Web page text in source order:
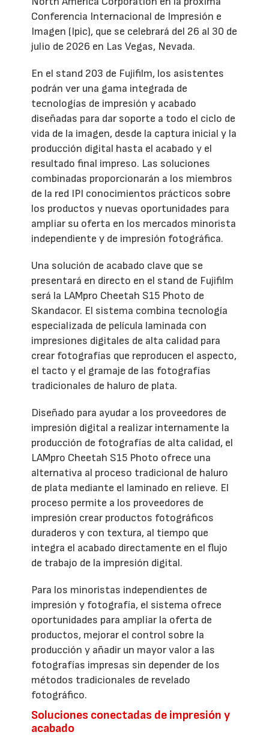
Conferencia Internacional de Impresión e
Imagen (Ipic), que se celebrará del 26 al 30 de
julio de 2026 en Las Vegas, Nevada.
En el stand 203 de Fujifilm, los asistentes
podrán ver una gama integrada de
tecnologías de impresión y acabado
diseñadas para dar soporte a todo el ciclo de
vida de la imagen, desde la captura inicial y la
producción digital hasta el acabado y el
resultado final impreso. Las soluciones
combinadas proporcionarán a los miembros
de la red IPI conocimientos prácticos sobre
los productos y nuevas oportunidades para
ampliar su oferta en los mercados minorista
independiente y de impresión fotográfica.
Una solución de acabado clave que se
presentará en directo en el stand de Fujifilm
será la LAMpro Cheetah S15 Photo de
Skandacor. El sistema combina tecnología
especializada de película laminada con
impresiones digitales de alta calidad para
crear fotografías que reproducen el aspecto,
el tacto y el gramaje de las fotografías
tradicionales de haluro de plata.
Diseñado para ayudar a los proveedores de
impresión digital a realizar internamente la
producción de fotografías de alta calidad, el
LAMpro Cheetah S15 Photo ofrece una
alternativa al proceso tradicional de haluro
de plata mediante el laminado en relieve. El
proceso permite a los proveedores de
impresión crear productos fotográficos
duraderos y con textura, al tiempo que
integra el acabado directamente en el flujo
de trabajo de la impresión digital.
Para los minoristas independientes de
impresión y fotografía, el sistema ofrece
oportunidades para ampliar la oferta de
productos, mejorar el control sobre la
producción y añadir un mayor valor a las
fotografías impresas sin depender de los
métodos tradicionales de revelado
fotográfico.
Soluciones conectadas de impresión y
acabado